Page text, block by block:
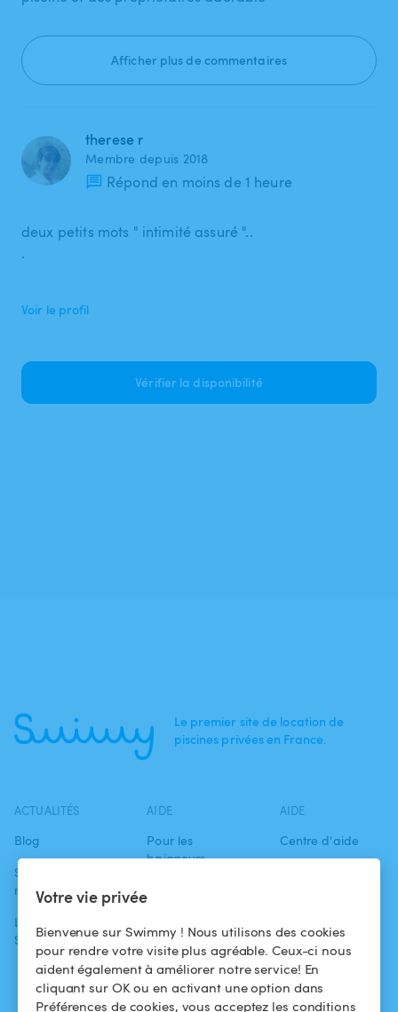
Votre vie privée
Bienvenue sur Swimmy ! Nous utilisons des cookies
pour rendre votre visite plus agréable. Ceux-ci nous
aident également à améliorer notre service! En
cliquant sur OK ou en activant une option dans
Préférences de cookies, vous acceptez les conditions
Afficher plus de commentaires
therese r
Membre depuis 2018
Répond en moins de 1 heure
deux petits mots " intimité assuré "..
.
Voir le profil
Vérifier la disponibilité
Le premier site de location de
piscines privées en France.
ACTUALITÉS
Blog
Swimmy dans les
médias
L'aventure
Swimmy
AIDE
Pour les
baigneurs
Louer ma piscine
Comment ça
marche ?
AIDE
Centre d'aide
confidentialité
Mentions légales